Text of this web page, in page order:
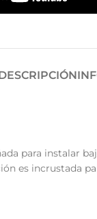
para instalar
es incrustada